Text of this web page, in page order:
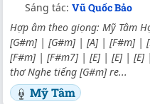
Sáng tác: Vũ Quốc Bảo
Hợp âm theo giọng: Mỹ Tâm
[G#m] | [G#m] | [A] | [F#m] |
[F#m] | [F#m7] | [E] | [E] | [E]
thơ Nghe tiếng [G#m] re...
Mỹ Tâm